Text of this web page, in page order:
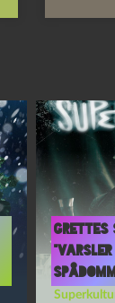
Grettes
“Varsler